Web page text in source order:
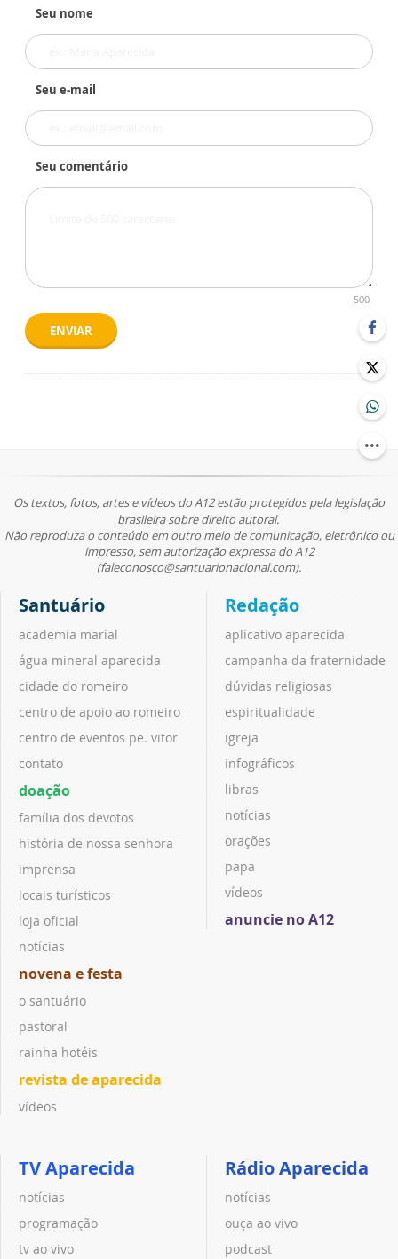
Seu nome
Seu e-mail
Seu comentário
500
ENVIAR
Os textos, fotos, artes e vídeos do A12 estão protegidos pela legislação
brasileira sobre direito autoral.
Não reproduza o conteúdo em outro meio de comunicação, eletrônico ou
impresso, sem autorização expressa do A12
(faleconosco@santuarionacional.com).
Santuário
academia marial
água mineral aparecida
cidade do romeiro
centro de apoio ao romeiro
centro de eventos pe. vitor
contato
doação
família dos devotos
história de nossa senhora
imprensa
locais turísticos
loja oficial
notícias
novena e festa
o santuário
pastoral
rainha hotéis
revista de aparecida
vídeos
Redação
aplicativo aparecida
campanha da fraternidade
dúvidas religiosas
espiritualidade
igreja
infográficos
libras
notícias
orações
papa
vídeos
anuncie no A12
TV Aparecida
notícias
programação
tv ao vivo
Rádio Aparecida
notícias
ouça ao vivo
podcast